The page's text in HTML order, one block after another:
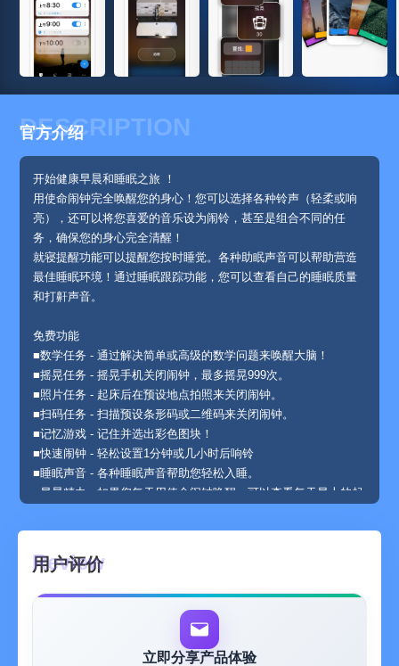
DESCRIPTION
官方介绍
开始健康早晨和睡眠之旅 ！
用使命闹钟完全唤醒您的身心！您可以选择各种铃声（轻柔或响
亮），还可以将您喜爱的音乐设为闹铃，甚至是组合不同的任
务，确保您的身心完全清醒！
就寝提醒功能可以提醒您按时睡觉。各种助眠声音可以帮助营造
最佳睡眠环境！通过睡眠跟踪功能，您可以查看自己的睡眠质量
和打鼾声音。
免费功能
■数学任务 - 通过解决简单或高级的数学问题来唤醒大脑！
■摇晃任务 - 摇晃手机关闭闹钟，最多摇晃999次。
■照片任务 - 起床后在预设地点拍照来关闭闹钟。
■扫码任务 - 扫描预设条形码或二维码来关闭闹钟。
■记忆游戏 - 记住并选出彩色图块！
■快速闹钟 - 轻松设置1分钟或几小时后响铃
■睡眠声音 - 各种睡眠声音帮助您轻松入睡。
■早晨精力 - 如果您每天用使命闹钟唤醒，可以查看每天早上的起
■就寝提醒 - 在预定时间发送通知，帮助您按时睡觉。
■睡眠跟踪和分析 - 测量和探索晚上的睡眠情况。
-您可以查看深睡眠比例和入睡所用时间，分析自己的睡眠周期。
-您甚至可以检查昨晚有没有打鼾，根据打鼾声音评估严重程度。
■ 防止关机 - 如果在闹钟关闭时发现有作弊行为，我们将收取您
自己设置的罚款。如果您遇到无法避免的情况，您可以在24小时
用户评价
立即分享产品体验